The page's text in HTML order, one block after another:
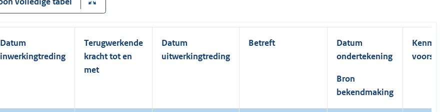
Datum
inwerkingtreding
Terugwerkende
kracht tot en
met
Datum
uitwerkingtreding
Betreft
Datum
ondertekening
Bron
bekendmaking
Kenmerk
voorstel